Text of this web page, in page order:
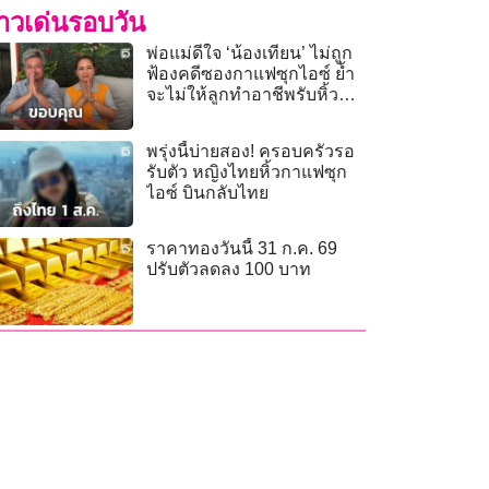
วเด่นรอบวัน
พ่อแม่ดีใจ ‘น้องเทียน’ ไม่ถูก
ฟ้องคดีซองกาแฟซุกไอซ์ ย้ำ
จะไม่ให้ลูกทำอาชีพรับหิ้ว
พรุ่งนี้บ่ายสอง! ครอบครัวรอ
รับตัว หญิงไทยหิ้วกาแฟซุก
ไอซ์ บินกลับไทย
ราคาทองวันนี้ 31 ก.ค. 69
ปรับตัวลดลง 100 บาท